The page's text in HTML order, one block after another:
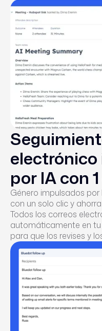
por IA con
Género impulsados por
con un solo clic y
Todos los correos
automáticamente en
para que los revises y